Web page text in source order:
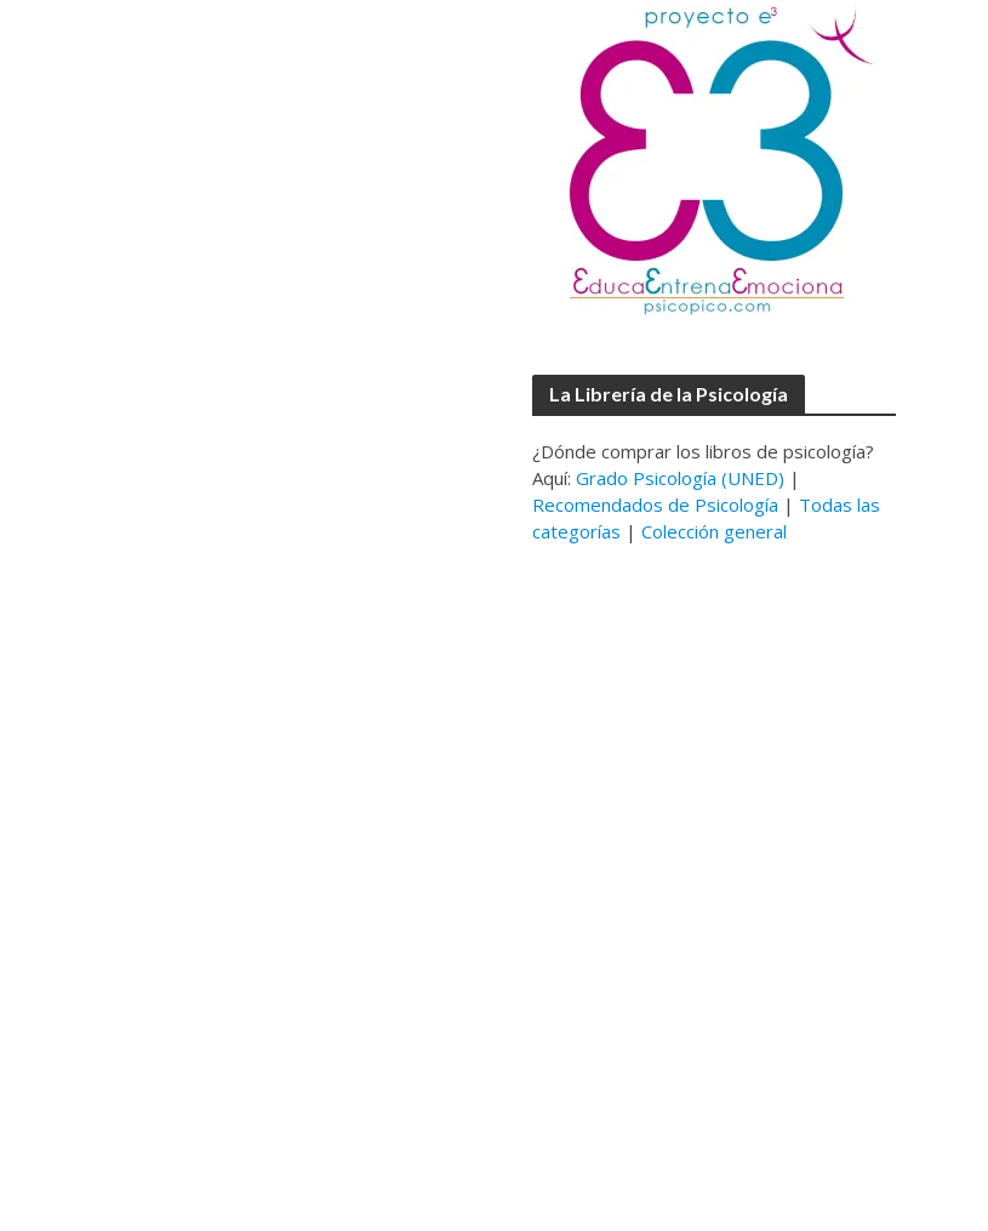
La Librería de la Psicología
¿Dónde comprar los libros de psicología?
Aquí:Grado Psicología (UNED) |
Recomendados de Psicología | Todas las
categorías |Colección general